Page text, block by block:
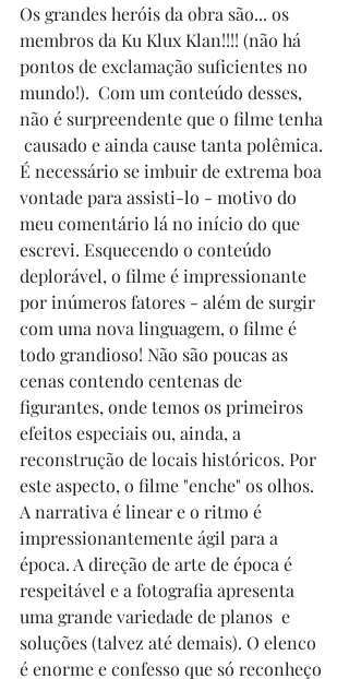
Os grandes heróis da obra são... os
membros da Ku Klux Klan!!!! (não há
pontos de exclamação suficientes no
mundo!).  Com um conteúdo desses,
não é surpreendente que o filme tenha
causado e ainda cause tanta polêmica.
É necessário se imbuir de extrema boa
vontade para assisti-lo - motivo do
meu comentário lá no início do que
escrevi. Esquecendo o conteúdo
deplorável, o filme é impressionante
por inúmeros fatores - além de surgir
com uma nova linguagem, o filme é
todo grandioso! Não são poucas as
cenas contendo centenas de
figurantes, onde temos os primeiros
efeitos especiais ou, ainda, a
reconstrução de locais históricos. Por
este aspecto, o filme "enche" os olhos.
A narrativa é linear e o ritmo é
impressionantemente ágil para a
época. A direção de arte de época é
respeitável e a fotografia apresenta
uma grande variedade de planos  e
soluções (talvez até demais). O elenco
é enorme e confesso que só reconheço